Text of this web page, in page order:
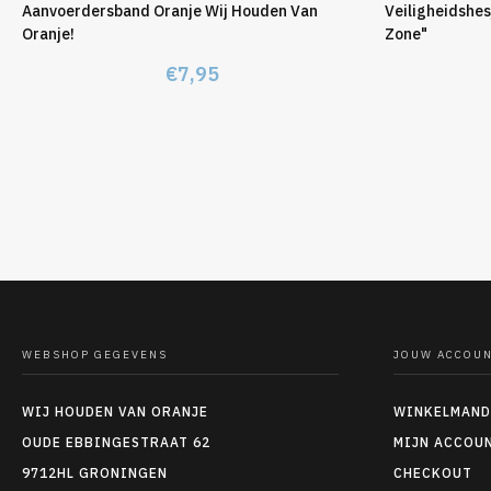
Aanvoerdersband Oranje Wij Houden Van
Oranje!
€7,95
Zone"
WEBSHOP GEGEVENS
WIJ HOUDEN VAN ORANJE
OUDE EBBINGESTRAAT 62
9712HL GRONINGEN
JOUW
WINKELMAND
MIJN
CHECKOUT